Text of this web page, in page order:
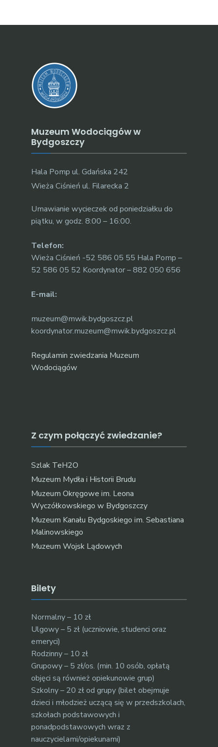
Muzeum Wodociągów w
Bydgoszczy
Hala Pomp ul. Gdańska 242
Wieża Ciśnień ul. Filarecka 2
Umawianie wycieczek od poniedziałku do
piątku, w godz. 8:00 – 16:00.
Telefon:
Wieża Ciśnień -52 586 05 55 Hala Pomp –
52 586 05 52 Koordynator – 882 050 656
E-mail:
muzeum@mwik.bydgoszcz.pl
koordynator.muzeum@mwik.bydgoszcz.pl
Regulamin zwiedzania Muzeum
Wodociągów
Z czym połączyć zwiedzanie?
Szlak TeH2O
Muzeum Mydła i Historii Brudu
Muzeum Okręgowe im. Leona
Wyczółkowskiego w Bydgoszczy
Muzeum Kanału Bydgoskiego im. Sebastiana
Malinowskiego
Muzeum Wojsk Lądowych
Bilety
Normalny – 10 zł
Ulgowy – 5 zł (uczniowie, studenci oraz
emeryci)
Rodzinny – 10 zł
Grupowy – 5 zł/os. (min. 10 osób, opłatą
objęci są również opiekunowie grup)
Szkolny – 20 zł od grupy (bilet obejmuje
dzieci i młodzież uczącą się w przedszkolach,
szkołach podstawowych i
ponadpodstawowych wraz z
nauczycielami/opiekunami)